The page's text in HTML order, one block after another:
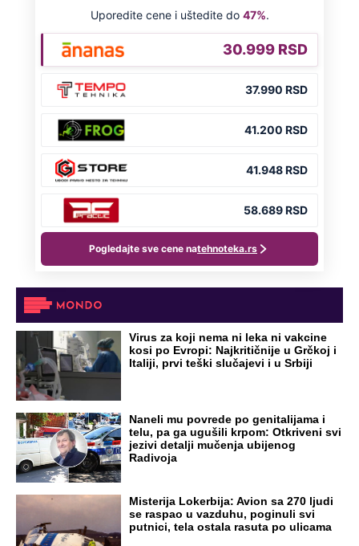
Virus za koji nema ni leka ni vakcine
kosi po Evropi: Najkritičnije u Grčkoj i
Italiji, prvi teški slučajevi i u Srbiji
Naneli mu povrede po genitalijama i
telu, pa ga ugušili krpom: Otkriveni svi
jezivi detalji mučenja ubijenog
Radivoja
Misterija Lokerbija: Avion sa 270 ljudi
se raspao u vazduhu, poginuli svi
putnici, tela ostala rasuta po ulicama